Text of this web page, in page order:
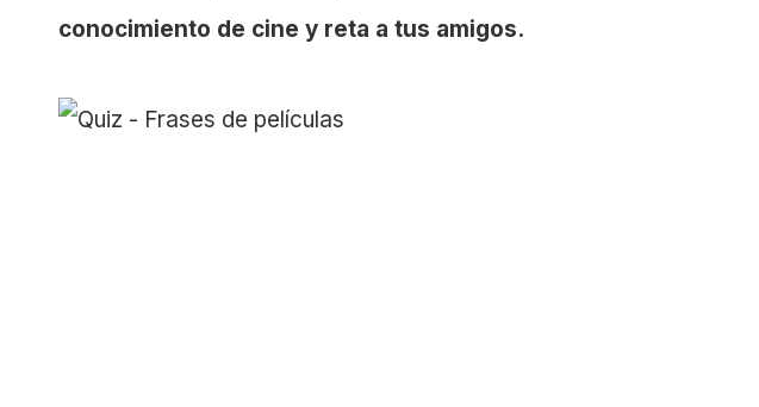
conocimiento de cine y reta a tus amigos.